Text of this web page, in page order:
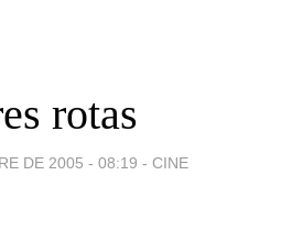
rotas
DE 2005 - 08:19 - CINE